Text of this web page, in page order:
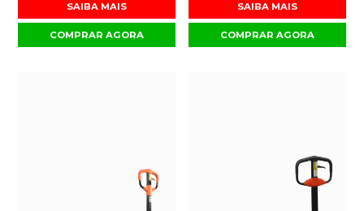
SAIBA MAIS
COMPRAR AGORA
SAIBA MAIS
COMPRAR AGORA